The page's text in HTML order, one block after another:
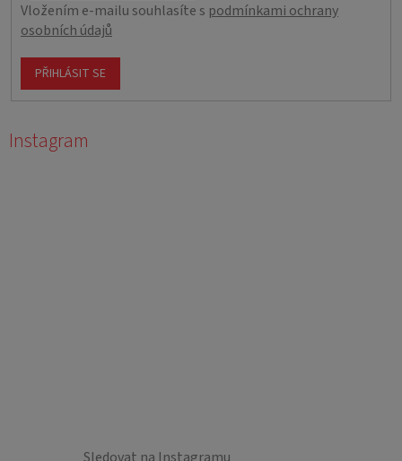
Vložením e-mailu souhlasíte s podmínkami ochrany
osobních údajů
PŘIHLÁSIT SE
Instagram